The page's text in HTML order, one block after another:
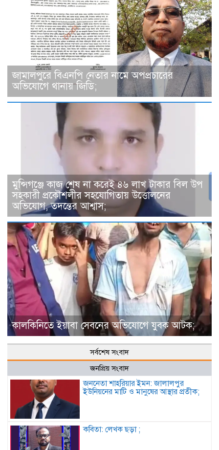
জামালপুরে বিএনপি নেতার নামে অপপ্রচারের
অভিযোগে থানায় জিডি;
মুন্সিগঞ্জে কাজ শেষ না করেই ৪৬ লাখ টাকার বিল উপ
সহকারী প্রকৌশলীর সহযোগিতায় উত্তোলনের
অভিযোগ, তদন্তের আশ্বাস;
কালকিনিতে ইয়াবা সেবনের অভিযোগে যুবক আটক;
সর্বশেষ সংবাদ
জনপ্রিয় সংবাদ
জননেতা শাহরিয়ার ইমন: জালালপুর
ইউনিয়নের মাটি ও মানুষের আস্থার প্রতীক;
কবিতা: লেখক ছড়া ;